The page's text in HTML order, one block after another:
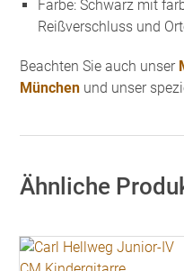
Farbe: Schwarz mit
Reißverschluss und
Beachten Sie auch unser
München und unser
Ähnliche